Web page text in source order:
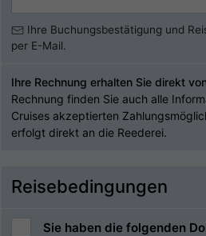
Ihre Buchungsbestätigung und
per E-Mail.
Ihre Rechnung erhalten Sie direkt
Rechnung finden Sie auch alle
Cruises akzeptierten
erfolgt direkt an die Reederei.
Reisebedingungen
Sie haben die folgenden